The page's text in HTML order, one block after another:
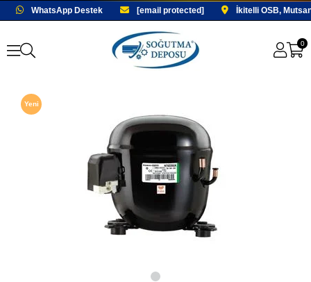
WhatsApp Destek [email protected] İkitelli OSB,
0
Yeni
Fırsat
Ürünü